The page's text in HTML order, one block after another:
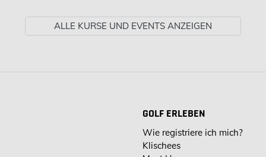
ALLE KURSE UND EVENTS ANZEIGEN
GOLF ERLEBEN
Wie registriere ich mich?
Klischees